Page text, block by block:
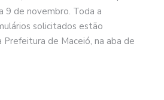
9 de novembro. Toda a
solicitados estão
Prefeitura de Maceió, na aba de